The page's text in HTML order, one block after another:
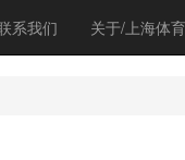
系我们 关于/上海体